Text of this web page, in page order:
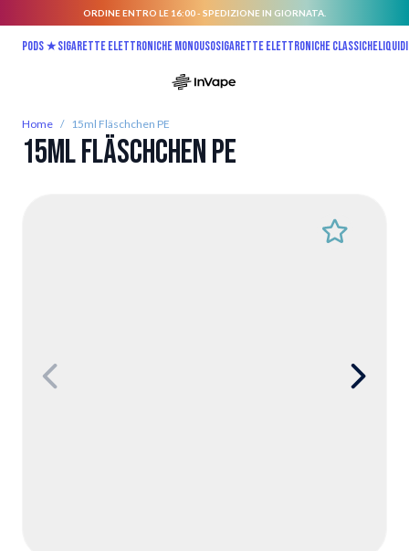
ORDINE ENTRO LE 16:00 - SPEDIZIONE IN GIORNATA.
Pods ★Sigarette elettroniche monousoSigarette elettroniche classiche
Home / 15ml Fläschchen PE
15ml Fläschchen PE